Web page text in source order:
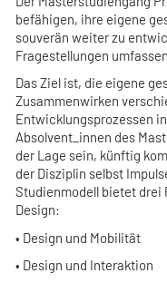
befähigen, ihre eigene
souverän weiter zu
Fragestellungen
Das Ziel ist, die eigene
Zusammenwirken
Entwicklungsprozessen
Absolvent_innen des
der Lage sein, künftig
der Disziplin selbst
Studienmodell bietet drei
Design:
• Design und Mobilität
• Design und Interaktion